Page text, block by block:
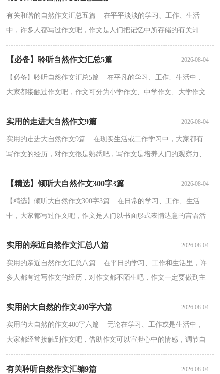
有关和谐的自然作文汇总五篇 在平平淡淡的学习、工作、生活
中，许多人都写过作文吧，作文是人们把记忆中所存储的有关知
识、经验和思想用书面形式表达出来的记叙方式。那么你...
【必备】聆听自然作文汇总5篇 2026-08-04
【必备】聆听自然作文汇总5篇 在平凡的学习、工作、生活中，
大家都接触过作文吧，作文可分为小学作文、中学作文、大学作文
（论文）。如何写一篇有思想、有文采的作文呢？下面是小...
实用的走进大自然作文9篇 2026-08-04
实用的走进大自然作文9篇 在现实生活或工作学习中，大家都有
写作文的经历，对作文很是熟悉吧，写作文是培养人们的观察力、
联想力、想象力、思考力和记忆力的重要手段。那要怎...
【精选】倾听大自然作文300字3篇 2026-08-04
【精选】倾听大自然作文300字3篇 在日常的学习、工作、生活
中，大家都写过作文吧，作文是人们以书面形式表情达意的言语活
动。那要怎么写好作文呢？以下是小编收集整理的倾听大...
实用的亲近自然作文汇总八篇 2026-08-04
实用的亲近自然作文汇总八篇 在平日的学习、工作和生活里，许
多人都有过写作文的经历，对作文都不陌生吧，作文一定要做到主
题集中，围绕同一主题作深入阐述，切忌东拉西扯，主题涣散...
实用的大自然的作文400字六篇 2026-08-04
实用的大自然的作文400字六篇 无论在学习、工作或是生活中，
大家都经常接触到作文吧，借助作文可以宣泄心中的情感，调节自
己的心情。那么，怎么去写作文呢？下面是小编为大家收集...
有关聆听自然作文汇编9篇 2026-08-04